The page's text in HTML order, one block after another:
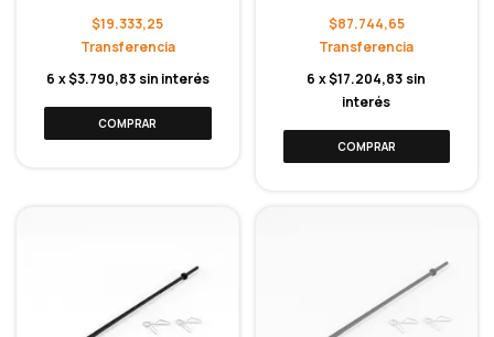
$19.333,25
6 x$3.790,83 sin interés
$87.744,65
6 x$17.204,83 sin
interés